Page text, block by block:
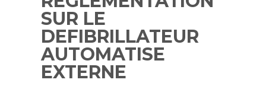
SUR LE
DEFIBRILLATEUR
AUTOMATISE
EXTERNE